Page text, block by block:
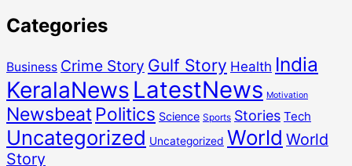
Categories
Business Crime Story Gulf Story Health India
KeralaNews LatestNews Motivation
Newsbeat Politics Science Sports Stories Tech
Uncategorized Uncategorized World World
Story